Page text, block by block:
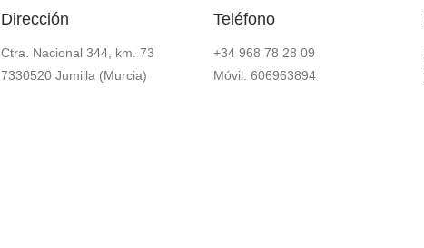
Dirección
Ctra. Nacional 344, km. 73
7330520 Jumilla (Murcia)
Teléfono
+34 968 78 28 09
Móvil: 606963894